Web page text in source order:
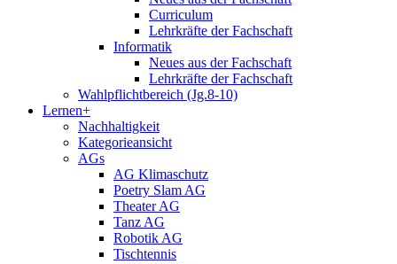
Curriculum
Lehrkräfte der Fachschaft
Informatik
Neues aus der Fachschaft
Lehrkräfte der Fachschaft
Wahlpflichtbereich (Jg.8-10)
Lernen+
Nachhaltigkeit
Kategorieansicht
AGs
AG Klimaschutz
Poetry Slam AG
Theater AG
Tanz AG
Robotik AG
Tischtennis